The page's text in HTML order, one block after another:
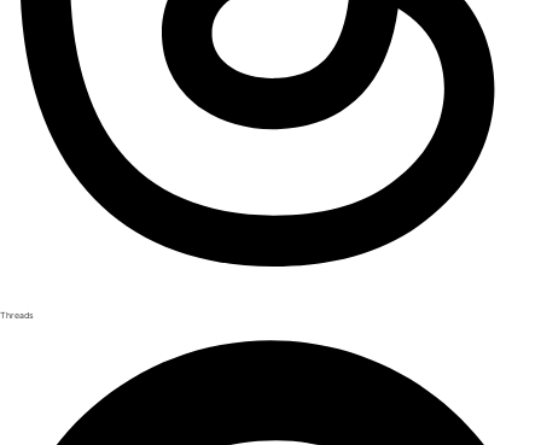
Threads